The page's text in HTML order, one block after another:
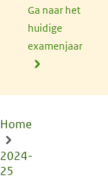
Ga naar het
huidige
examenjaar
Kruimelpad
Home
2024-
25